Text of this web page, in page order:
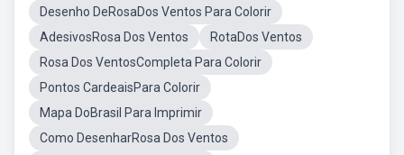
Desenho DeRosaDos Ventos Para Colorir
AdesivosRosa Dos Ventos
RotaDos Ventos
Rosa Dos VentosCompleta Para Colorir
Pontos CardeaisPara Colorir
Mapa DoBrasil Para Imprimir
Como DesenharRosa Dos Ventos